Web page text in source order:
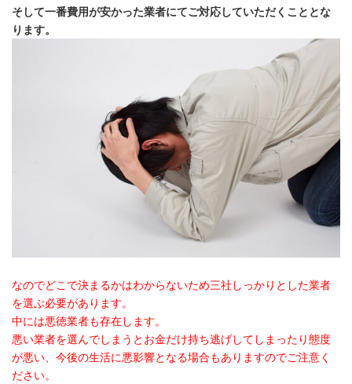
そして一番費用が安かった業者にてご対応していただくこととな
ります。
なのでどこで決まるかはわからないため三社しっかりとした業者
を選ぶ必要があります。
中には悪徳業者も存在します。
悪い業者を選んでしまうとお金だけ持ち逃げしてしまったり態度
が悪い、今後の生活に悪影響となる場合もありますのでご注意く
ださい。